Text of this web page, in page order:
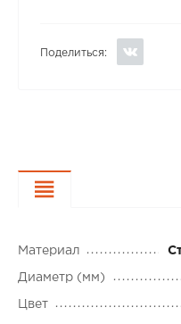
Поделиться:
Материал
Диаметр (мм)
Цвет